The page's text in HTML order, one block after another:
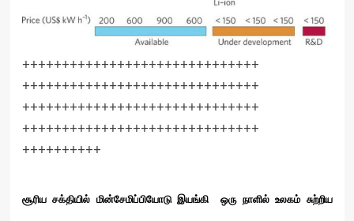
++++++++++++++++++++++++++++++
++++++++++++++++++++++++++++++
++++++++++++++++++++++++++++++
++++++++++++++++++++++++++++++
++++++++++
சூரிய சக்தியில் மின்சேமிப்பியோடு இயங்கி ஒரு நாளில் உலகம் சுற்றிய